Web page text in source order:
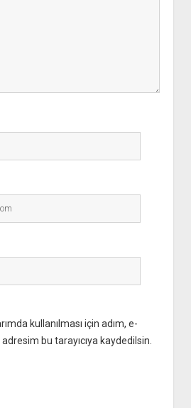
kullanılması için adım, e-
bu tarayıcıya kaydedilsin.